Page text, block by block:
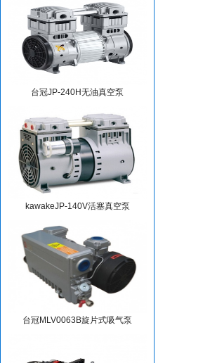
台冠JP-240H无油真空泵
kawakeJP-140V活塞真空泵
台冠MLV0063B旋片式吸气泵